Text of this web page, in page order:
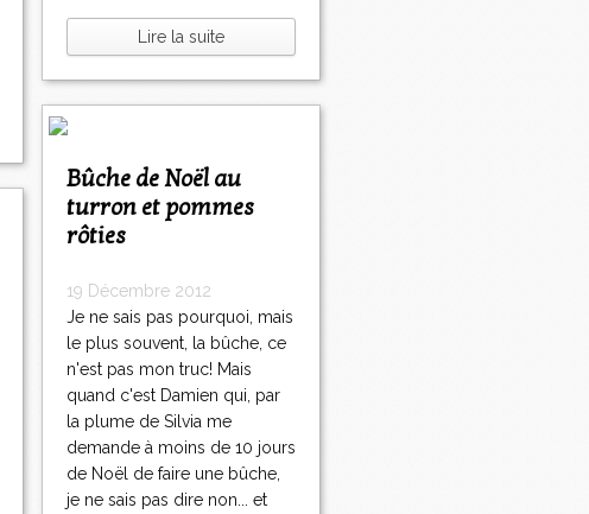
Lire la suite
Bûche de Noël au
turron et pommes
rôties
19 Décembre 2012
Je ne sais pas pourquoi, mais
le plus souvent, la bûche, ce
n'est pas mon truc! Mais
quand c'est Damien qui, par
la plume de Silvia me
demande à moins de 10 jours
de Noël de faire une bûche,
je ne sais pas dire non... et